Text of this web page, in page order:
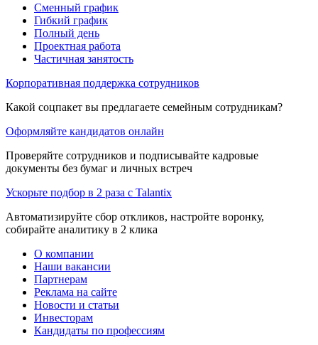
Сменный график
Гибкий график
Полный день
Проектная работа
Частичная занятость
Корпоративная поддержка сотрудников
Какой соцпакет вы предлагаете семейным сотрудникам?
Оформляйте кандидатов онлайн
Проверяйте сотрудников и подписывайте кадровые
документы без бумаг и личных встреч
Ускорьте подбор в 2 раза с Talantix
Автоматизируйте сбор откликов, настройте воронку,
собирайте аналитику в 2 клика
О компании
Наши вакансии
Партнерам
Реклама на сайте
Новости и статьи
Инвесторам
Кандидаты по профессиям